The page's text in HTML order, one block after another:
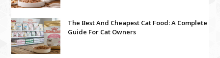
The Best And Cheapest Cat Food: A Complete
Guide For Cat Owners